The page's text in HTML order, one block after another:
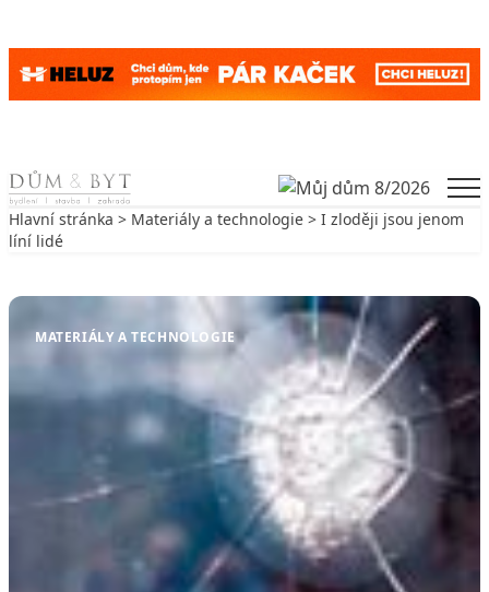
Skip to content
Hlavní stránka > Materiály a technologie > I zloději jsou jenom
líní lidé
MATERIÁLY A TECHNOLOGIE